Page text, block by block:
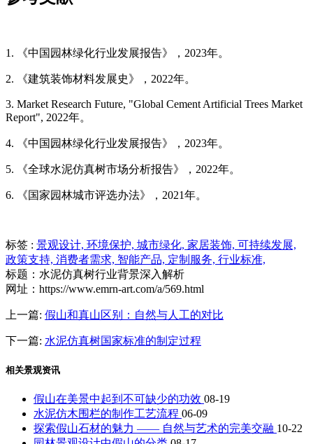
1. 《中国园林绿化行业发展报告》，2023年。
2. 《建筑装饰材料发展史》，2022年。
3. Market Research Future, "Global Cement Artificial Trees Market
Report", 2022年。
4. 《中国园林绿化行业发展报告》，2023年。
5. 《全球水泥仿真树市场分析报告》，2022年。
6. 《国家园林城市评选办法》，2021年。
标签 : 景观设计, 环境保护, 城市绿化, 家居装饰, 可持续发展,
政策支持, 消费者需求, 智能产品, 定制服务, 行业标准,
标题：水泥仿真树行业背景深入解析
网址：https://www.emrn-art.com/a/569.html
上一篇: 假山和真山区别：自然与人工的对比
下一篇: 水泥仿真树国家标准的制定过程
相关景观资讯
假山在美景中起到不可缺少的功效 08-19
水泥仿木围栏的制作工艺流程 06-09
探索假山石材的魅力 —— 自然与艺术的完美交融 10-22